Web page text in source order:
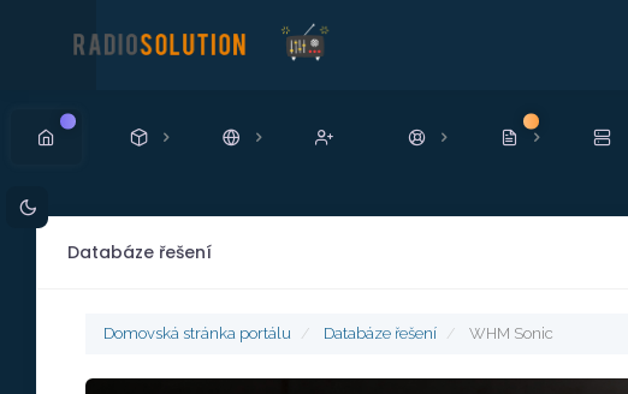
Nový Nový
Databáze řešení
Domovská stránka portálu Databáze řešení WHM Sonic